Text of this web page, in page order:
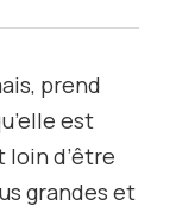
prend
est
loin d’être
grandes et